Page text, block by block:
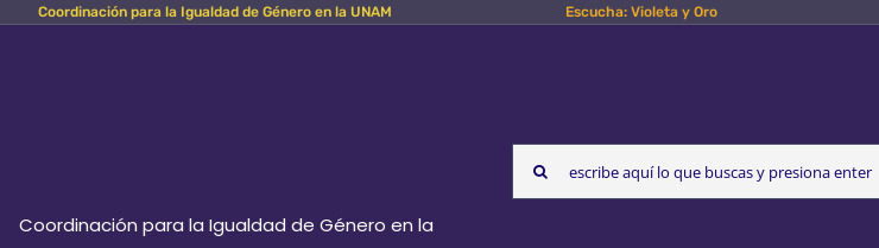
Skip Coordinación para la Igualdad de Género en la UNAM Escucha: Violeta y Oro
Coordinación para la Igualdad de Género en la
Search
for: